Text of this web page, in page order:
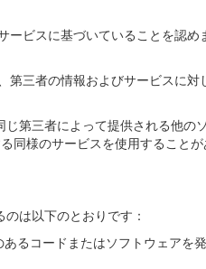
ビスに基づいていることを認
三者の情報およびサービスに対
第三者によって提供される他の
同様のサービスを使用すること
は以下のとおりです：
るコードまたはソフトウェアを